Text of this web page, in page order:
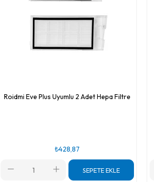
Roidmi Eve Plus Uyumlu 2 Adet Hepa Filtre
₺428,87
SEPETE EKLE